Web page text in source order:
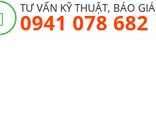
TƯ VẤN KỸ THUẬT, BÁO GIÁ
0941 078 682